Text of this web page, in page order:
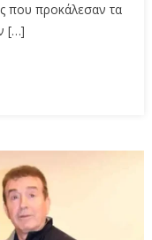
που προκάλεσαν τα
[…]